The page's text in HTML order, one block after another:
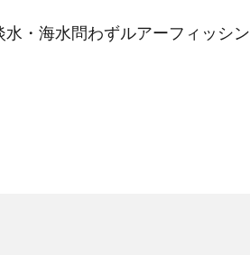
・海水問わずルアーフィッシ